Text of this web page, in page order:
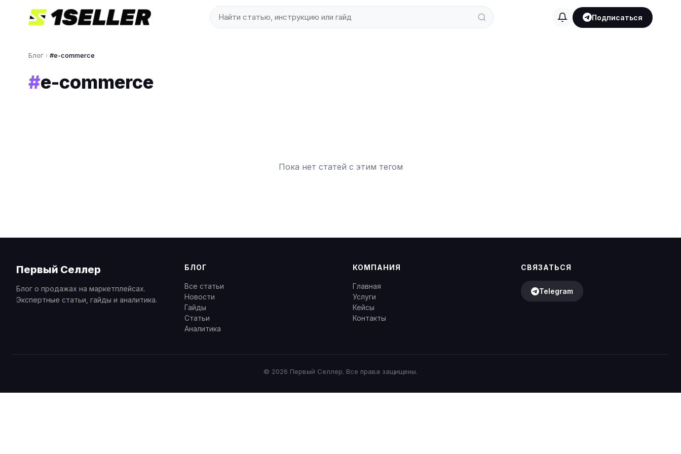
Подписаться
Блог #e-commerce
#e-commerce
Пока нет статей с этим тегом
Первый Селлер
Блог о продажах на маркетплейсах.
Экспертные статьи, гайды и аналитика.
БЛОГ
Все статьи
Новости
Гайды
Статьи
Аналитика
КОМПАНИЯ
Главная
Услуги
Кейсы
Контакты
СВЯЗАТЬСЯ
Telegram
© 2026 Первый Селлер. Все права защищены.